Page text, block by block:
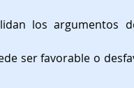
los argumentos
ser favorable o